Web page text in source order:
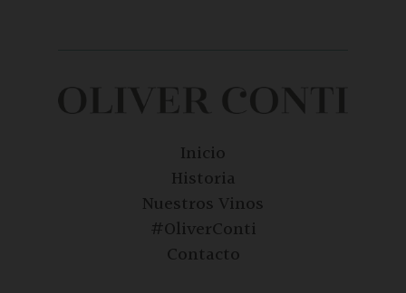
Inicio
Historia
Nuestros Vinos
#OliverConti
Contacto